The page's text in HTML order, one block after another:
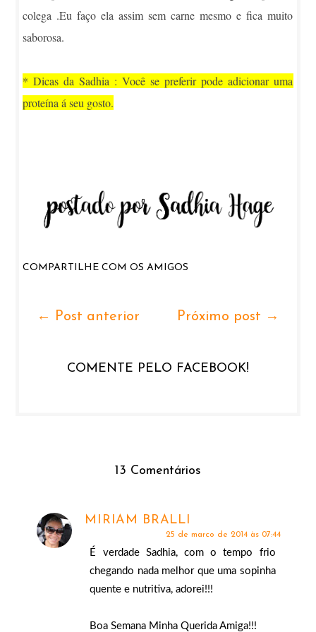
colega .Eu faço ela assim sem carne mesmo e fica muito
saborosa.
* Dicas da Sadhia : Você se preferir pode adicionar uma
proteína á seu gosto.
COMPARTILHE COM OS AMIGOS
Próximo post →
← Post anterior
COMENTE PELO FACEBOOK!
13 Comentários
MIRIAM BRALLI
25 de março de 2014 às 07:44
É verdade Sadhia, com o tempo frio
chegando nada melhor que uma sopinha
quente e nutritiva, adorei!!!
Boa Semana Minha Querida Amiga!!!